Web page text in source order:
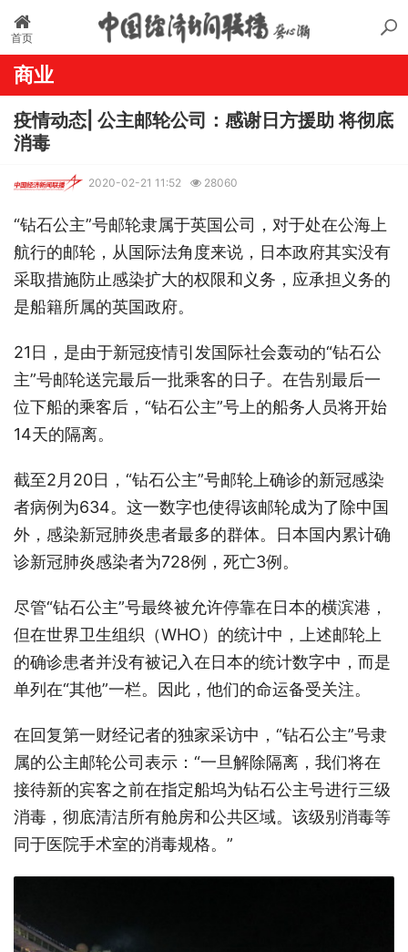
首页
商业
疫情动态| 公主邮轮公司：感谢日方援助 将彻底
消毒
2020-02-21 11:52 28060
“钻石公主”号邮轮隶属于英国公司，对于处在公海上
航行的邮轮，从国际法角度来说，日本政府其实没有
采取措施防止感染扩大的权限和义务，应承担义务的
是船籍所属的英国政府。
21日，是由于新冠疫情引发国际社会轰动的“钻石公
主”号邮轮送完最后一批乘客的日子。在告别最后一
位下船的乘客后，“钻石公主”号上的船务人员将开始
14天的隔离。
截至2月20日，“钻石公主”号邮轮上确诊的新冠感染
者病例为634。这一数字也使得该邮轮成为了除中国
外，感染新冠肺炎患者最多的群体。日本国内累计确
诊新冠肺炎感染者为728例，死亡3例。
尽管“钻石公主”号最终被允许停靠在日本的横滨港，
但在世界卫生组织（WHO）的统计中，上述邮轮上
的确诊患者并没有被记入在日本的统计数字中，而是
单列在“其他”一栏。因此，他们的命运备受关注。
在回复第一财经记者的独家采访中，“钻石公主”号隶
属的公主邮轮公司表示：“一旦解除隔离，我们将在
接待新的宾客之前在指定船坞为钻石公主号进行三级
消毒，彻底清洁所有舱房和公共区域。该级别消毒等
同于医院手术室的消毒规格。”